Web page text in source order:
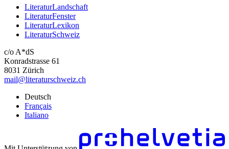
LiteraturLandschaft
LiteraturFenster
LiteraturLexikon
LiteraturSchweiz
c/o A*dS
Konradstrasse 61
8031 Zürich
mail@literaturschweiz.ch
Deutsch
Français
Italiano